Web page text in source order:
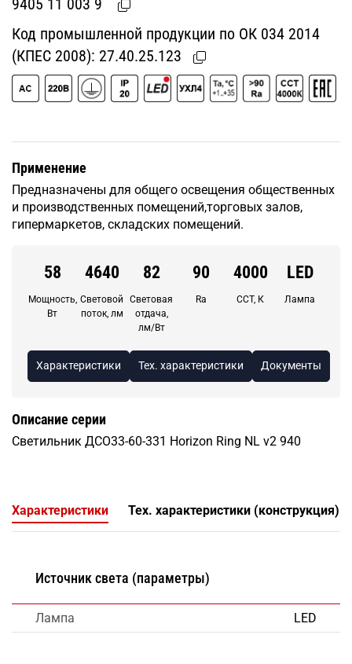
Код промышленной продукции по ОК 034 2014
(КПЕС 2008): 27.40.25.123
Применение
Предназначены для общего освещения общественных
и производственных помещений,торговых залов,
гипермаркетов, складских помещений.
58
Мощность,
Вт
4640
Световой
поток, лм
82
Световая
отдача,
лм/Вт
90
Ra
4000
CCT, К
LED
Лампа
Характеристики Тех. характеристики Документы
Описание серии
Светильник ДСО33-60-331 Horizon Ring NL v2 940
Характеристики Тех. характеристики (конструкция)
Источник света (параметры)
Лампа LED